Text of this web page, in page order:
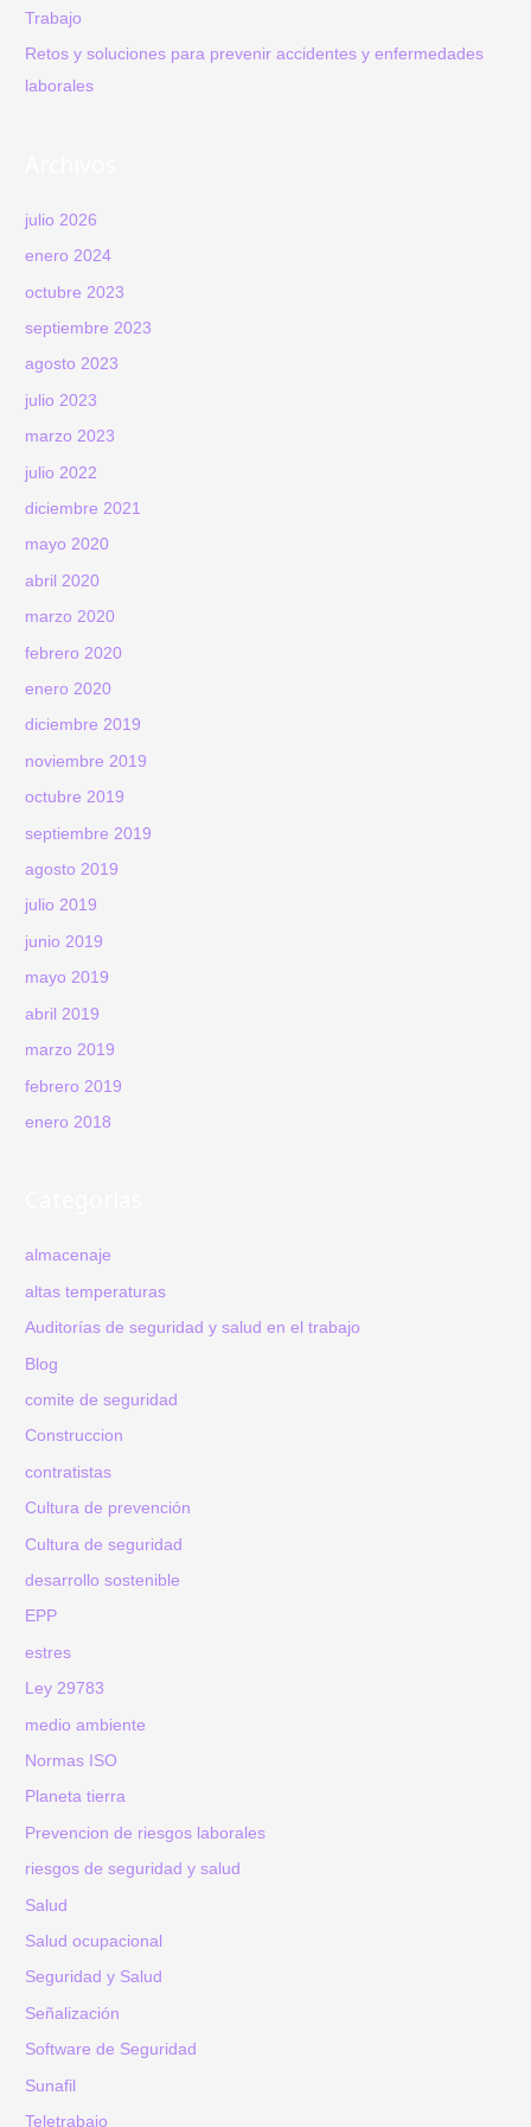
en
el
Trabajo
Trabajo
Retos y soluciones para prevenir accidentes y enfermedades
laborales
julio 2026
enero 2024
octubre 2023
septiembre 2023
agosto 2023
julio 2023
marzo 2023
julio 2022
diciembre 2021
mayo 2020
abril 2020
marzo 2020
febrero 2020
enero 2020
diciembre 2019
noviembre 2019
octubre 2019
septiembre 2019
agosto 2019
julio 2019
junio 2019
mayo 2019
abril 2019
marzo 2019
febrero 2019
enero 2018
almacenaje
altas temperaturas
Auditorías de seguridad y salud en el trabajo
Blog
comite de seguridad
Construccion
contratistas
Cultura de prevención
Cultura de seguridad
desarrollo sostenible
EPP
estres
Ley 29783
medio ambiente
Normas ISO
Planeta tierra
Prevencion de riesgos laborales
riesgos de seguridad y salud
Salud
Salud ocupacional
Seguridad y Salud
Señalización
Software de Seguridad
Sunafil
Teletrabajo